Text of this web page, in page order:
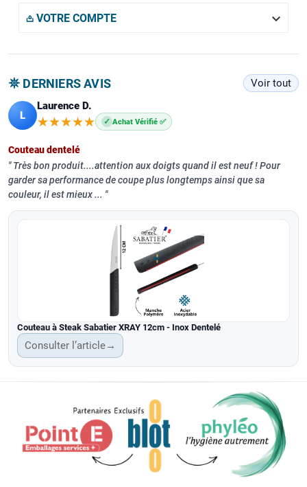
𖡌 VOTRE COMPTE 
𖤓 DERNIERS AVIS Voir tout
L
Laurence D.
★★★★★
★★★★★ ✓ Achat Vérifié ✅
Couteau dentelé
Très bon produit....attention aux doigts quand il est neuf ! Pour
garder sa performance de coupe plus longtemps ainsi que sa
couleur, il est mieux ...
Couteau à Steak Sabatier XRAY 12cm - Inox Dentelé
Consulter l’article→